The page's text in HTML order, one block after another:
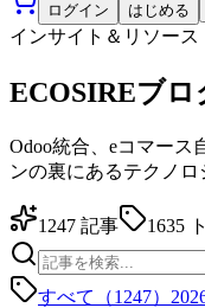
ログイン はじめる
インサイト＆リソース
ECOSIREブロ
Odoo統合、eコマース
ンの裏にあるテクノロ
1247 記事 1635
すべて（1247）